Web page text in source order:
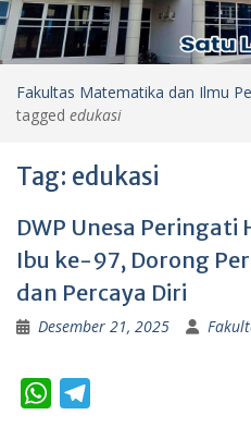
Fakultas Matematika dan Ilmu
tagged edukasi
Tag: edukasi
DWP Unesa
Ibu ke-97, Dorong
dan Percaya Diri
Desember 21, 2025
W